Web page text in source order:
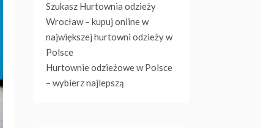
Szukasz Hurtownia odzieży
Wrocław – kupuj online w
największej hurtowni odzieży w
Polsce
Hurtownie odzieżowe w Polsce
– wybierz najlepszą